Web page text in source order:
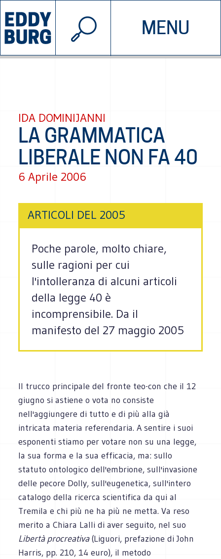
MENU
INIZIATIVE CHI SIAMO
© 2026 EDDYBURG
IDA DOMINIJANNI
LA GRAMMATICA
LIBERALE NON FA 40
6 Aprile 2006
ARTICOLI DEL 2005
Poche parole, molto chiare,
sulle ragioni per cui
l'intolleranza di alcuni articoli
della legge 40 è
incomprensibile. Da il
manifesto del 27 maggio 2005
Il trucco principale del fronte teo-con che il 12
giugno si astiene o vota no consiste
nell'aggiungere di tutto e di più alla già
intricata materia referendaria. A sentire i suoi
esponenti stiamo per votare non su una legge,
la sua forma e la sua efficacia, ma: sullo
statuto ontologico dell'embrione, sull'invasione
delle pecore Dolly, sull'eugenetica, sull'intero
catalogo della ricerca scientifica da qui al
Tremila e chi più ne ha più ne metta. Va reso
merito a Chiara Lalli di aver seguito, nel suo
Libertà procreativa(Liguori, prefazione di John
Harris, pp. 210, 14 euro), il metodo